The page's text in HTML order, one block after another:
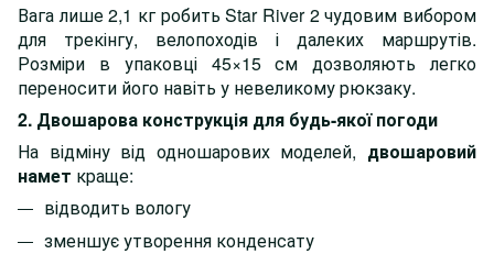
Вага лише 2,1 кг робить Star River 2 чудовим вибором
для трекінгу, велопоходів і далеких маршрутів.
Розміри в упаковці 45×15 см дозволяють легко
переносити його навіть у невеликому рюкзаку.
2. Двошарова конструкція для будь-якої погоди
На відміну від одношарових моделей, двошаровий
намет краще:
відводить вологу
зменшує утворення конденсату